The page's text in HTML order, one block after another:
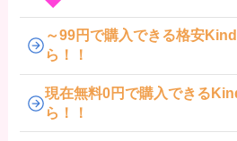
～99円で購入できる格安
ら！！
現在無料0円で購入できる
ら！！